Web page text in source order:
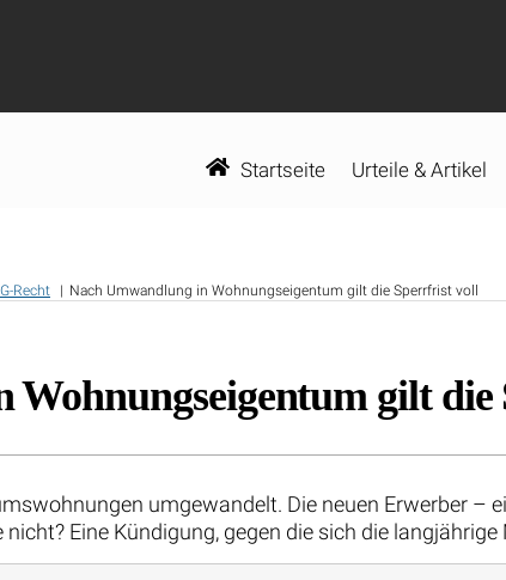
Startseite Urteile & Artikel
Recht Nach Umwandlung in Wohnungseigentum gilt die Sperrfrist voll
Wohnungseigentum gilt
umgewandelt. Die neuen Erwerber –
Eine Kündigung, gegen die sich die